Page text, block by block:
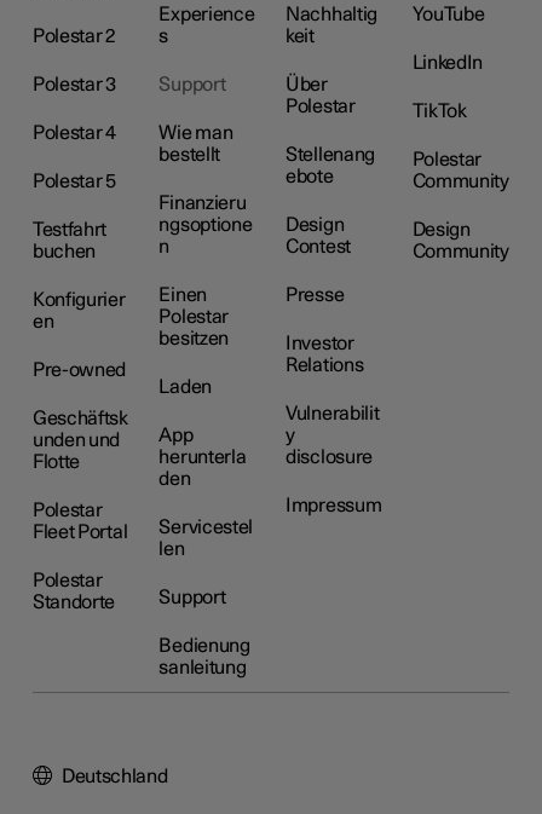
Polestar 2
Polestar 3
Polestar 4
Polestar 5
Testfahrt
buchen
Konfigurier
en
Pre-owned
Geschäftsk
unden und
Flotte
Polestar
Fleet Portal
Polestar
Standorte
Experience
s
Support
Wie man
bestellt
Finanzieru
ngsoptione
n
Einen
Polestar
besitzen
Laden
App
herunterla
den
Servicestel
len
Support
Bedienung
sanleitung
Nachhaltig
keit
Über
Polestar
Stellenang
ebote
Design
Contest
Presse
Investor
Relations
Vulnerabilit
y
disclosure
Impressum
YouTube
LinkedIn
TikTok
Polestar
Community
Design
Community
Deutschland